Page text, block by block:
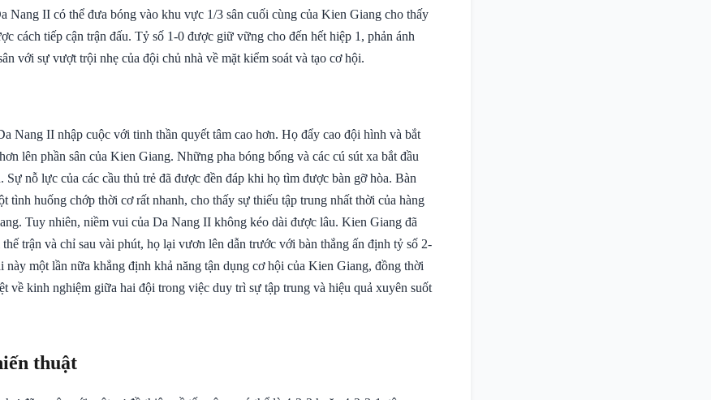
Nang II có thể đưa bóng vào khu vực 1/3 sân cuối cùng của Kien Giang cho thấy
cách tiếp cận trận đấu. Tỷ số 1-0 được giữ vững cho đến hết hiệp 1, phản ánh
với sự vượt trội nhẹ của đội chủ nhà về mặt kiểm soát và tạo cơ hội.
Nang II nhập cuộc với tinh thần quyết tâm cao hơn. Họ đẩy cao đội hình và bắt
lên phần sân của Kien Giang. Những pha bóng bổng và các cú sút xa bắt đầu
Sự nỗ lực của các cầu thủ trẻ đã được đền đáp khi họ tìm được bàn gỡ hòa. Bàn
tình huống chớp thời cơ rất nhanh, cho thấy sự thiếu tập trung nhất thời của hàng
Tuy nhiên, niềm vui của Da Nang II không kéo dài được lâu. Kien Giang đã
trận và chỉ sau vài phút, họ lại vươn lên dẫn trước với bàn thắng ấn định tỷ số 2-
này một lần nữa khẳng định khả năng tận dụng cơ hội của Kien Giang, đồng thời
về kinh nghiệm giữa hai đội trong việc duy trì sự tập trung và hiệu quả xuyên suốt
thuật